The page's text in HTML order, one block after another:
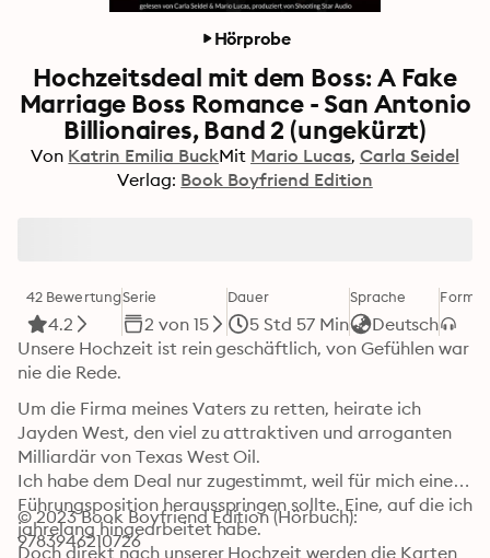
Hörprobe
Hochzeitsdeal mit dem Boss: A Fake
Marriage Boss Romance - San Antonio
Billionaires, Band 2 (ungekürzt)
Von Katrin Emilia BuckMit Mario Lucas Carla Seidel
Verlag: Book Boyfriend Edition
42 Bewertung
4.2
Serie
2 von 15
Dauer
5 Std 57 Min
Sprache
Deutsch
Format
Unsere Hochzeit ist rein geschäftlich, von Gefühlen war
Um die Firma meines Vaters zu retten, heirate ich
Jayden West, den viel zu attraktiven und arroganten
Milliardär von Texas West Oil.
Ich habe dem Deal nur zugestimmt, weil für mich eine
Führungsposition herausspringen sollte. Eine, auf die ich
jahrelang hingearbeitet habe.
Doch direkt nach unserer Hochzeit werden die Karten
© 2023 Book Boyfriend Edition (Hörbuch):
9783946210726